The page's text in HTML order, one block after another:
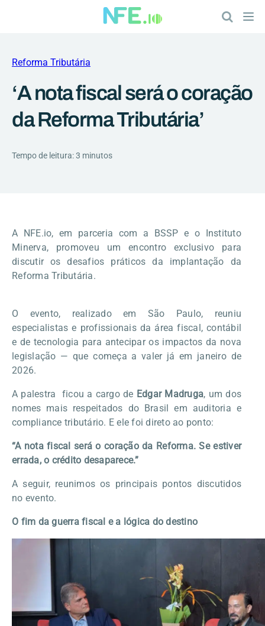
Reforma Tributária
‘A nota fiscal será o coração
da Reforma Tributária’
Tempo de leitura: 3 minutos
A NFE.io, em parceria com a BSSP e o Instituto
Minerva, promoveu um encontro exclusivo para
discutir os desafios práticos da implantação da
Reforma Tributária.
O evento, realizado em São Paulo, reuniu
especialistas e profissionais da área fiscal, contábil
e de tecnologia para antecipar os impactos da nova
legislação — que começa a valer já em janeiro de
2026.
A palestra ficou a cargo de Edgar Madruga, um dos
nomes mais respeitados do Brasil em auditoria e
compliance tributário. E ele foi direto ao ponto:
“A nota fiscal será o coração da Reforma. Se estiver
errada, o crédito desaparece.”
A seguir, reunimos os principais pontos discutidos
no evento.
O fim da guerra fiscal e a lógica do destino